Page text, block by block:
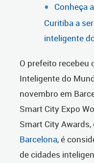
Conheça
Curitiba a
inteligente
O prefeito recebeu
Inteligente do
novembro em
Smart City Expo
Smart City
Barcelona, é
de cidades